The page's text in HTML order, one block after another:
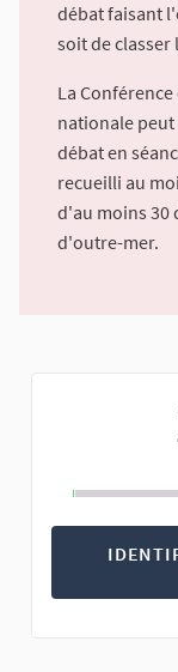
débat faisant
soit de
La
nationale
débat en
recueilli au
d'au moins 30
d'outre-mer.